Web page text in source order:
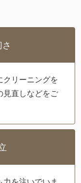
クリーニングを
見直しなどをご